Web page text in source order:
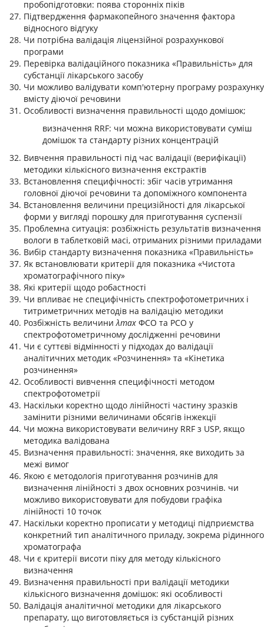
пробопідготовки: поява сторонніх піків
Підтвердження фармакопейного значення фактора
відносного відгуку
Чи потрібна валідація ліцензійної розрахункової
програми
Перевірка валідаційного показника «Правильність» для
субстанції лікарського засобу
Чи можливо валідувати комп'ютерну програму розрахунку
вмісту діючої речовини
Особливості визначення правильності щодо домішок;
визначення RRF: чи можна використовувати суміш
домішок та стандарту різних концентрацій
Вивчення правильності під час валідації (верифікації)
методики кількісного визначення екстрактів
Встановлення специфічності: збіг часів утримання
головної діючої речовини та допоміжного компонента
Встановлення величини прецизійності для лікарської
форми у вигляді порошку для приготування суспензії
Проблемна ситуація: розбіжність результатів визначення
вологи в таблетковій масі, отриманих різними приладами
Вибір стандарту визначення показника «Правильність»
Як встановлювати критерії для показника «Чистота
хроматографічного піку»
Які критерії щодо робастності
Чи впливає не специфічність спектрофотометричних і
титриметричних методів на валідацію методики
Розбіжність величиниλmax ФСО та РСО у
спектрофотометричному дослідженні речовини
Чи є суттєві відмінності у підходах до валідації
аналітичних методик «Розчинення» та «Кінетика
розчинення»
Особливості вивчення специфічності методом
спектрофотометрії
Наскільки коректно щодо лінійності частину зразків
замінити різними величинами обсягів інжекції
Чи можна використовувати величину RRF з USP, якщо
методика валідована
Визначення правильності: значення, яке виходить за
межі вимог
Якою є методологія приготування розчинів для
визначення лінійності з двох основних розчинів. чи
можливо використовувати для побудови графіка
лінійності 10 точок
Наскільки коректно прописати у методиці підприємства
конкретний тип аналітичного приладу, зокрема рідинного
хроматографа
Чи є критерії висоти піку для методу кількісного
визначення
Визначення правильності при валідації методики
кількісного визначення домішок: які особливості
Валідація аналітичної методики для лікарського
препарату, що виготовляється із субстанцій різних